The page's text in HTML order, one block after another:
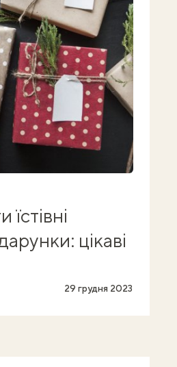
цікаві
29 грудня 2023